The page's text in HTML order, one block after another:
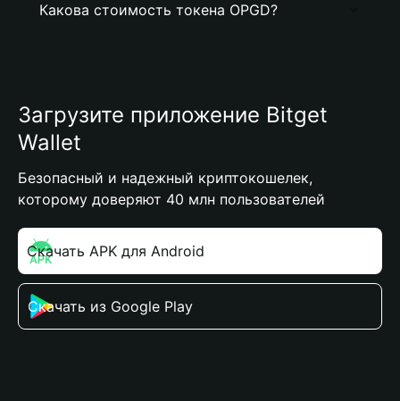
Какова стоимость токена OPGD?
Загрузите приложение Bitget
Wallet
Безопасный и надежный криптокошелек,
которому доверяют 40 млн пользователей
Скачать APK для Android
Скачать из Google Play